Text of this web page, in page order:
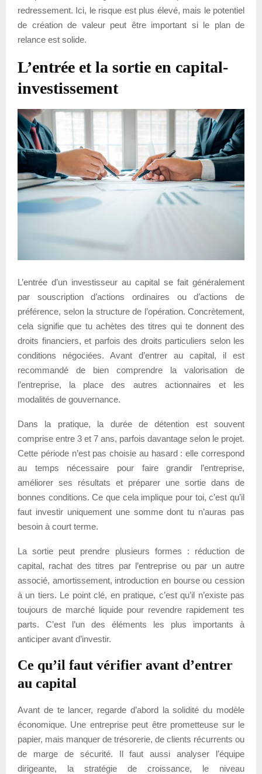
redressement. Ici, le risque est plus élevé, mais le potentiel
de création de valeur peut être important si le plan de
relance est solide.
L’entrée et la sortie en capital-
investissement
L’entrée d’un investisseur au capital se fait généralement
par souscription d’actions ordinaires ou d’actions de
préférence, selon la structure de l’opération. Concrètement,
cela signifie que tu achètes des titres qui te donnent des
droits financiers, et parfois des droits particuliers selon les
conditions négociées. Avant d’entrer au capital, il est
recommandé de bien comprendre la valorisation de
l’entreprise, la place des autres actionnaires et les
modalités de gouvernance.
Dans la pratique, la durée de détention est souvent
comprise entre 3 et 7 ans, parfois davantage selon le projet.
Cette période n’est pas choisie au hasard : elle correspond
au temps nécessaire pour faire grandir l’entreprise,
améliorer ses résultats et préparer une sortie dans de
bonnes conditions. Ce que cela implique pour toi, c’est qu’il
faut investir uniquement une somme dont tu n’auras pas
besoin à court terme.
La sortie peut prendre plusieurs formes : réduction de
capital, rachat des titres par l’entreprise ou par un autre
associé, amortissement, introduction en bourse ou cession
à un tiers. Le point clé, en pratique, c’est qu’il n’existe pas
toujours de marché liquide pour revendre rapidement tes
parts. C’est l’un des éléments les plus importants à
anticiper avant d’investir.
Ce qu’il faut vérifier avant d’entrer
au capital
Avant de te lancer, regarde d’abord la solidité du modèle
économique. Une entreprise peut être prometteuse sur le
papier, mais manquer de trésorerie, de clients récurrents ou
de marge de sécurité. Il faut aussi analyser l’équipe
dirigeante, la stratégie de croissance, le niveau